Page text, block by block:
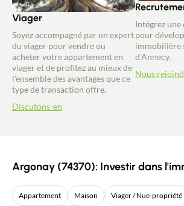
Viager
Soyez accompagné par un expert
du viager pour vendre ou
acheter votre appartement en
viager et de profitez au mieux de
l'ensemble des avantages que ce
type de transaction offre.
Discutons-en
Intégrez
pour
immobilière
d'Annecy.
Nous
Argonay (74370): Investir dans
Appartement Maison Viager / Nue-propriété